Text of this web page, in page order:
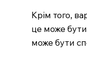
Крім того,
це може
може бути